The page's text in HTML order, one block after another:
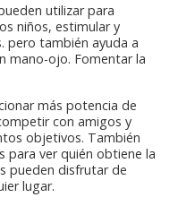
utilizar para
niños, estimular y
pero también ayuda a
mano-ojo. Fomentar la
más potencia de
con amigos y
objetivos. También
para ver quién obtiene la
pueden disfrutar de
lugar.